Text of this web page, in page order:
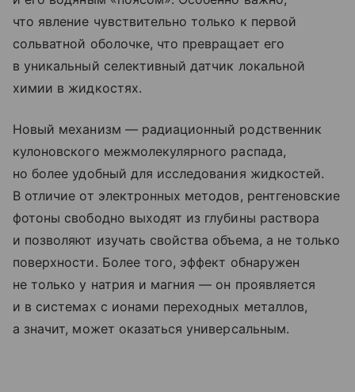
что явление чувствительно только к первой
сольватной оболочке, что превращает его
в уникальный селективный датчик локальной
химии в жидкостях.
Новый механизм — радиационный родственник
кулоновского межмолекулярного распада,
но более удобный для исследования жидкостей.
В отличие от электронных методов, рентгеновские
фотоны свободно выходят из глубины раствора
и позволяют изучать свойства объема, а не только
поверхности. Более того, эффект обнаружен
не только у натрия и магния — он проявляется
и в системах с ионами переходных металлов,
а значит, может оказаться универсальным.